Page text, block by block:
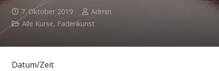
7. Oktober 2019
Admin
Alle Kurse, Fadenkunst
Datum/Zeit